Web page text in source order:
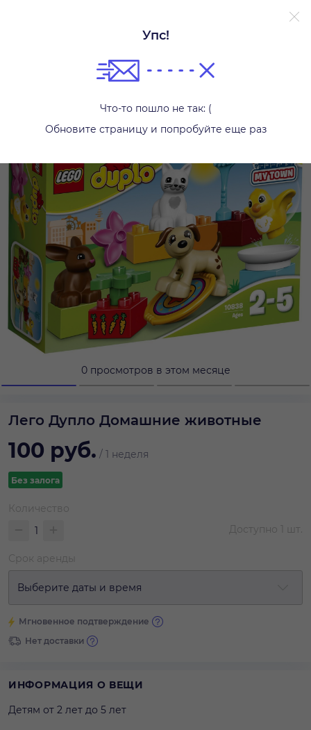
Упс!
Что-то пошло не так: (
Обновите страницу и попробуйте еще раз
0 просмотров в этом месяце
Лего Дупло Домашние животные
100 руб. / 1 неделя
Без залога
Количество
Доступно 1 шт.
Срок аренды
Выберите даты и время
Мгновенное подтверждение
Нет доставки
ИНФОРМАЦИЯ О ВЕЩИ
Детям от 2 лет до 5 лет